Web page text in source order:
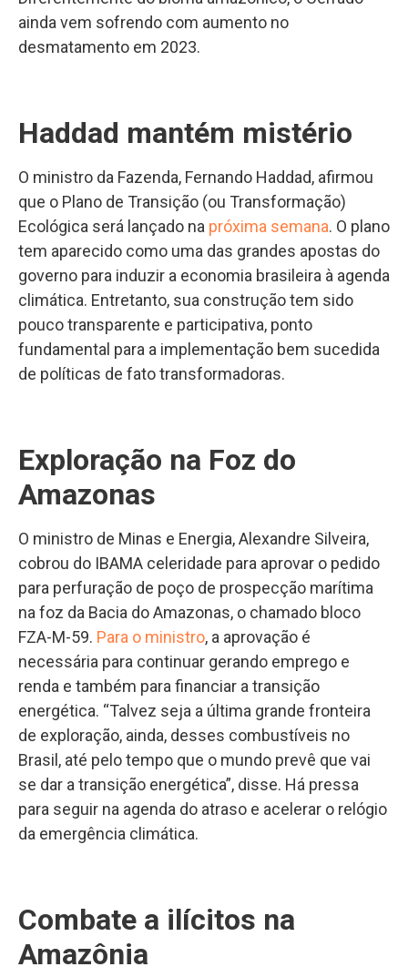
ainda vem sofrendo com aumento no
desmatamento em 2023.
Haddad mantém mistério
O ministro da Fazenda, Fernando Haddad, afirmou
que o Plano de Transição (ou Transformação)
Ecológica será lançado na próxima semana. O plano
tem aparecido como uma das grandes apostas do
governo para induzir a economia brasileira à agenda
climática. Entretanto, sua construção tem sido
pouco transparente e participativa, ponto
fundamental para a implementação bem sucedida
de políticas de fato transformadoras.
Exploração na Foz do
Amazonas
O ministro de Minas e Energia, Alexandre Silveira,
cobrou do IBAMA celeridade para aprovar o pedido
para perfuração de poço de prospecção marítima
na foz da Bacia do Amazonas, o chamado bloco
FZA-M-59. Para o ministro, a aprovação é
necessária para continuar gerando emprego e
renda e também para financiar a transição
energética. “Talvez seja a última grande fronteira
de exploração, ainda, desses combustíveis no
Brasil, até pelo tempo que o mundo prevê que vai
se dar a transição energética”, disse. Há pressa
para seguir na agenda do atraso e acelerar o relógio
da emergência climática.
Combate a ilícitos na
Amazônia